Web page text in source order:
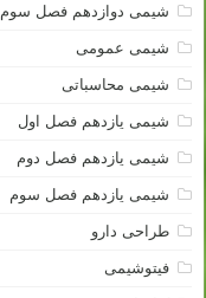
شیمی دوازدهم فصل سوم
شیمی عمومی
شیمی محاسباتی
شیمی یازدهم فصل اول
شیمی یازدهم فصل دوم
شیمی یازدهم فصل سوم
طراحی دارو
فیتوشیمی